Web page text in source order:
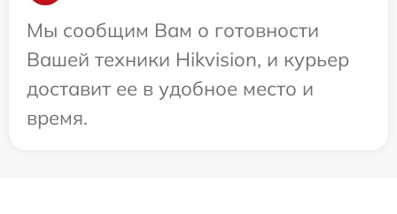
Мы сообщим Вам о готовности
Вашей техники Hikvision, и курьер
доставит ее в удобное место и
время.